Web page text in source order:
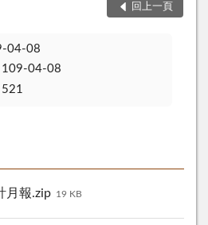
回上一頁
04-08
109-04-08
月報.zip 19 KB